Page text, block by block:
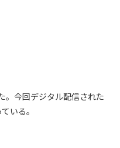
。今回デジタル配信された
いる。